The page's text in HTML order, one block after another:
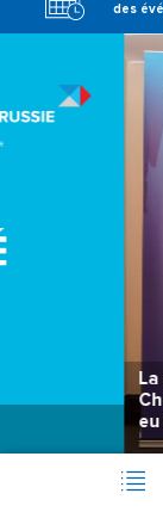
des
La rencontre
Chambre de
eu lieu à Moscou